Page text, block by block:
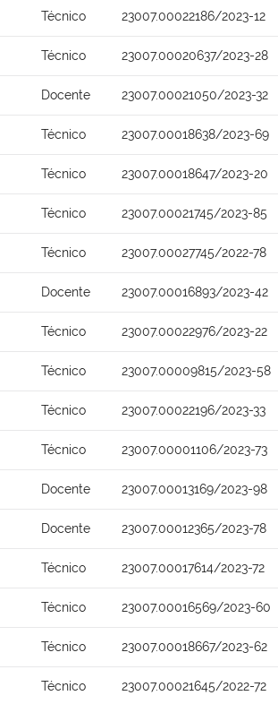
Técnico 23007.00022186/2023-12
Técnico 23007.00020637/2023-28
Docente 23007.00021050/2023-32
Técnico 23007.00018638/2023-69
Técnico 23007.00018647/2023-20
Técnico 23007.00021745/2023-85
Técnico 23007.00027745/2022-78
Docente 23007.00016893/2023-42
Técnico 23007.00022976/2023-22
Técnico 23007.00009815/2023-58
Técnico 23007.00022196/2023-33
Técnico 23007.00001106/2023-73
Docente 23007.00013169/2023-98
Docente 23007.00012365/2023-78
Técnico 23007.00017614/2023-72
Técnico 23007.00016569/2023-60
Técnico 23007.00018667/2023-62
Técnico 23007.00021645/2022-72